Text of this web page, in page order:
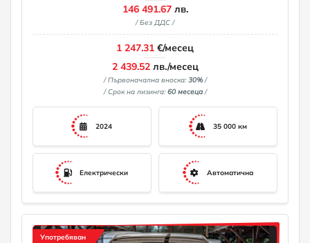
146 491.67лв.
/ Без ДДС /
1 247.31 €/месец
2 439.52лв./месец
/ Първоначална вноска: 30%/
/ Срок на лизинга: 60 месеца/
2024 35 000 км
Електрически Автоматична
Употребяван